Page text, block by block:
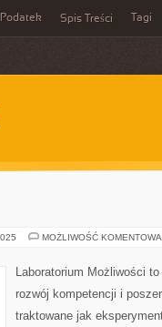
Podatek Spis Treści Tagi
MOŻLIWOŚĆ
Laboratorium Możliwości
rozwój kompetencji i
traktowane jak